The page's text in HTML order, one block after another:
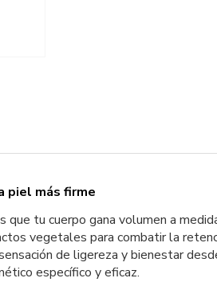
piel más firme
tu cuerpo gana volumen a
vegetales para combatir la
de ligereza y bienestar
específico y eficaz.